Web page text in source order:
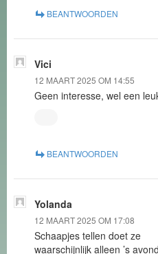
BEANTWOORDEN
Vici
12 MAART 2025 OM 14:55
Geen interesse, wel een
BEANTWOORDEN
Yolanda
12 MAART 2025 OM 17:08
Schaapjes tellen doet ze
waarschijnlijk alleen ’s